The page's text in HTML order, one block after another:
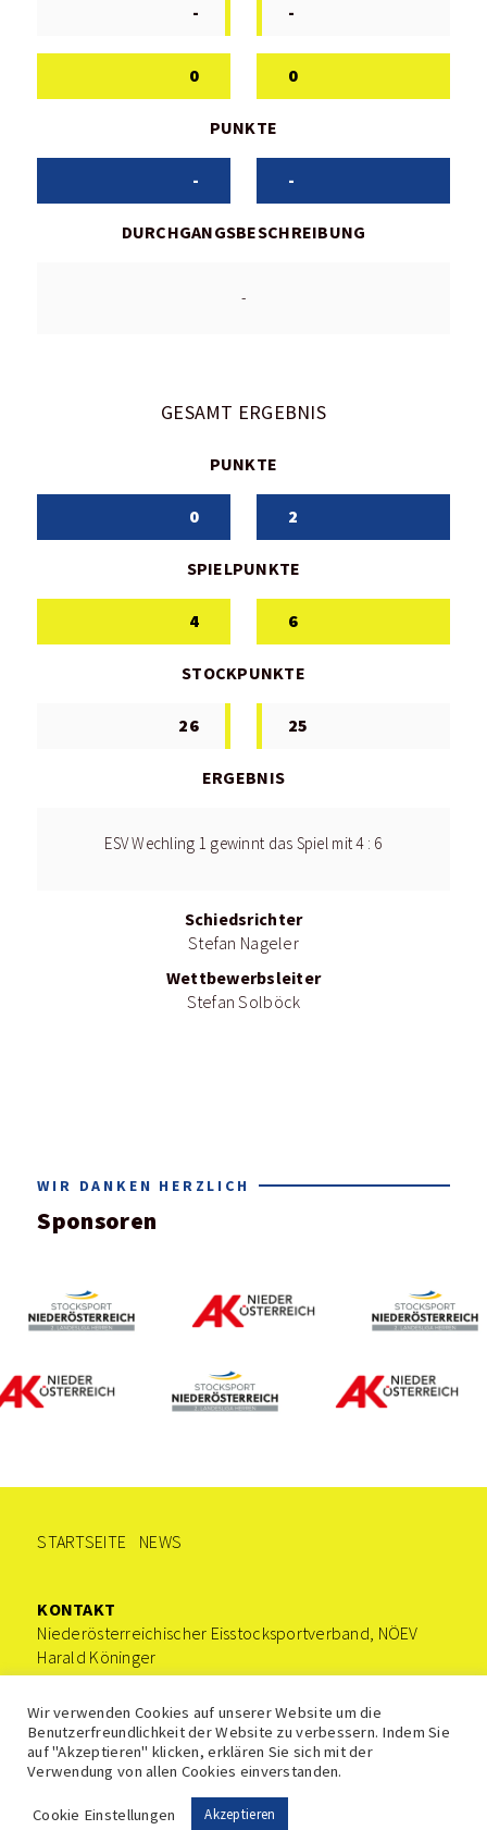
- -
0 0
PUNKTE
- -
DURCHGANGSBESCHREIBUNG
-
GESAMT ERGEBNIS
PUNKTE
0 2
SPIELPUNKTE
4 6
STOCKPUNKTE
26 25
ERGEBNIS
ESV Wechling 1 gewinnt das Spiel mit 4 : 6
Schiedsrichter
Stefan Nageler
Wettbewerbsleiter
Stefan Solböck
WIR DANKEN HERZLICH
Sponsoren
STARTSEITE NEWS
KONTAKT
Niederösterreichischer Eisstocksportverband, NÖEV
Harald Köninger
0676/9221535
office@stocksport-noe.at
Impressum Datenschutz
© Niederösterreichischer Eisstocksportverband
Wir verwenden Cookies auf unserer Website um die
Benutzerfreundlichkeit der Website zu verbessern. Indem Sie
auf "Akzeptieren" klicken, erklären Sie sich mit der
Verwendung von allen Cookies einverstanden.
Cookie Einstellungen Akzeptieren